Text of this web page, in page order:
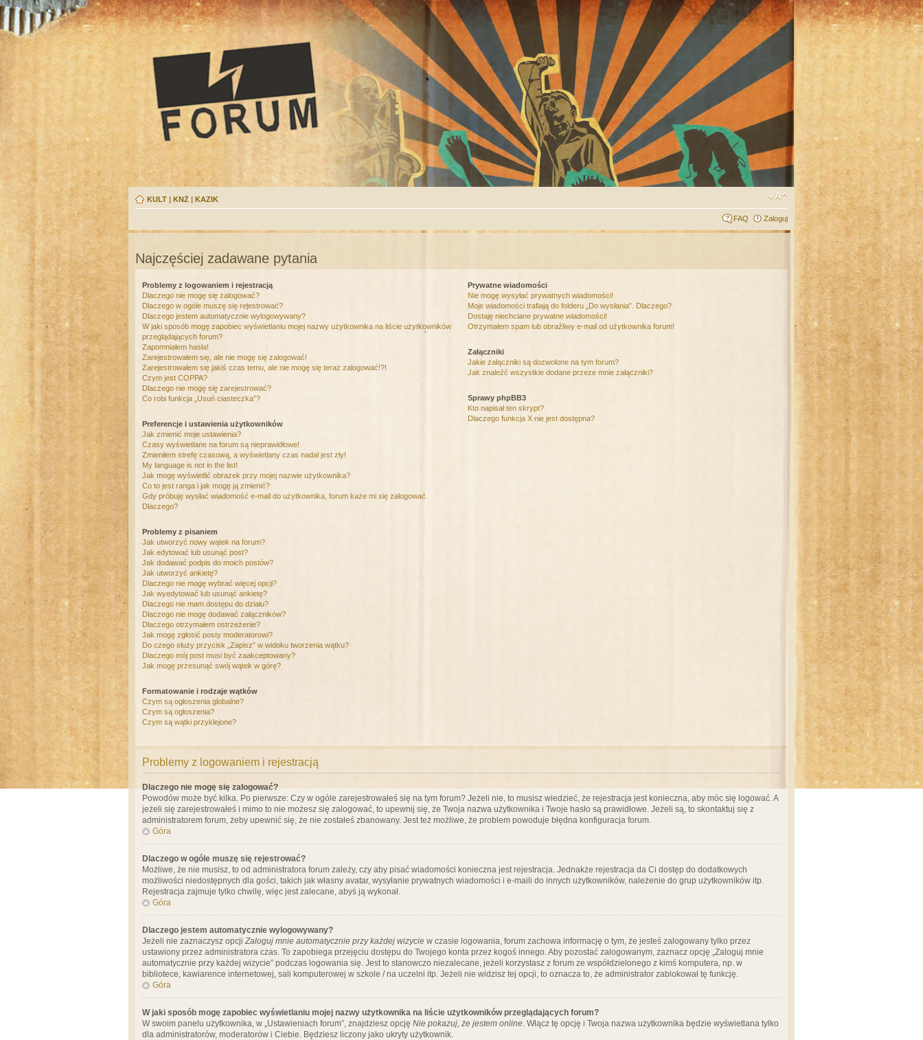
KULT | KNŻ | KAZIK
FAQ Zaloguj
Najczęściej zadawane pytania
Problemy z logowaniem i rejestracją
Dlaczego nie mogę się zalogować?
Dlaczego w ogóle muszę się rejestrować?
Dlaczego jestem automatycznie wylogowywany?
W jaki sposób mogę zapobiec wyświetlaniu mojej nazwy użytkownika na liście użytkowników
przeglądających forum?
Zapomniałem hasła!
Zarejestrowałem się, ale nie mogę się zalogować!
Zarejestrowałem się jakiś czas temu, ale nie mogę się teraz zalogować!?!
Czym jest COPPA?
Dlaczego nie mogę się zarejestrować?
Co robi funkcja „Usuń ciasteczka”?
Preferencje i ustawienia użytkowników
Jak zmienić moje ustawienia?
Czasy wyświetlane na forum są nieprawidłowe!
Zmieniłem strefę czasową, a wyświetlany czas nadal jest zły!
My language is not in the list!
Jak mogę wyświetlić obrazek przy mojej nazwie użytkownika?
Co to jest ranga i jak mogę ją zmienić?
Gdy próbuję wysłać wiadomość e-mail do użytkownika, forum każe mi się zalogować.
Dlaczego?
Problemy z pisaniem
Jak utworzyć nowy wątek na forum?
Jak edytować lub usunąć post?
Jak dodawać podpis do moich postów?
Jak utworzyć ankietę?
Dlaczego nie mogę wybrać więcej opcji?
Jak wyedytować lub usunąć ankietę?
Dlaczego nie mam dostępu do działu?
Dlaczego nie mogę dodawać załączników?
Dlaczego otrzymałem ostrzeżenie?
Jak mogę zgłosić posty moderatorowi?
Do czego służy przycisk „Zapisz” w widoku tworzenia wątku?
Dlaczego mój post musi być zaakceptowany?
Jak mogę przesunąć swój wątek w górę?
Formatowanie i rodzaje wątków
Czym są ogłoszenia globalne?
Czym są ogłoszenia?
Czym są wątki przyklejone?
Prywatne wiadomości
Nie mogę wysyłać prywatnych wiadomości!
Moje wiadomości trafiają do folderu „Do wysłania”. Dlaczego?
Dostaję niechciane prywatne wiadomości!
Otrzymałem spam lub obraźliwy e-mail od użytkownika forum!
Załączniki
Jakie załączniki są dozwolone na tym forum?
Jak znaleźć wszystkie dodane przeze mnie załączniki?
Sprawy phpBB3
Kto napisał ten skrypt?
Dlaczego funkcja X nie jest dostępna?
Problemy z logowaniem i rejestracją
Dlaczego nie mogę się zalogować?
Powodów może być kilka. Po pierwsze: Czy w ogóle zarejestrowałeś się na tym forum? Jeżeli nie, to musisz wiedzieć, że rejestracja jest konieczna, aby móc się logować. A
jeżeli się zarejestrowałeś i mimo to nie możesz się zalogować, to upewnij się, że Twoja nazwa użytkownika i Twoje hasło są prawidłowe. Jeżeli są, to skontaktuj się z
administratorem forum, żeby upewnić się, że nie zostałeś zbanowany. Jest też możliwe, że problem powoduje błędna konfiguracja forum.
Góra
Dlaczego w ogóle muszę się rejestrować?
Możliwe, że nie musisz, to od administratora forum zależy, czy aby pisać wiadomości konieczna jest rejestracja. Jednakże rejestracja da Ci dostęp do dodatkowych
możliwości niedostępnych dla gości, takich jak własny avatar, wysyłanie prywatnych wiadomości i e-maili do innych użytkowników, należenie do grup użytkowników itp.
Rejestracja zajmuje tylko chwilę, więc jest zalecane, abyś ją wykonał.
Góra
Dlaczego jestem automatycznie wylogowywany?
Jeżeli nie zaznaczysz opcji Zaloguj mnie automatycznie przy każdej wizycie w czasie logowania, forum zachowa informację o tym, że jesteś zalogowany tylko przez
ustawiony przez administratora czas. To zapobiega przejęciu dostępu do Twojego konta przez kogoś innego. Aby pozostać zalogowanym, zaznacz opcję „Zaloguj mnie
automatycznie przy każdej wizycie” podczas logowania się. Jest to stanowczo niezalecane, jeżeli korzystasz z forum ze współdzielonego z kimś komputera, np. w
bibliotece, kawiarence internetowej, sali komputerowej w szkole / na uczelni itp. Jeżeli nie widzisz tej opcji, to oznacza to, że administrator zablokował tę funkcję.
Góra
W jaki sposób mogę zapobiec wyświetlaniu mojej nazwy użytkownika na liście użytkowników przeglądających forum?
W swoim panelu użytkownika, w „Ustawieniach forum”, znajdziesz opcję Nie pokazuj, że jestem online. Włącz tę opcję i Twoja nazwa użytkownika będzie wyświetlana tylko
dla administratorów, moderatorów i Ciebie. Będziesz liczony jako ukryty użytkownik.